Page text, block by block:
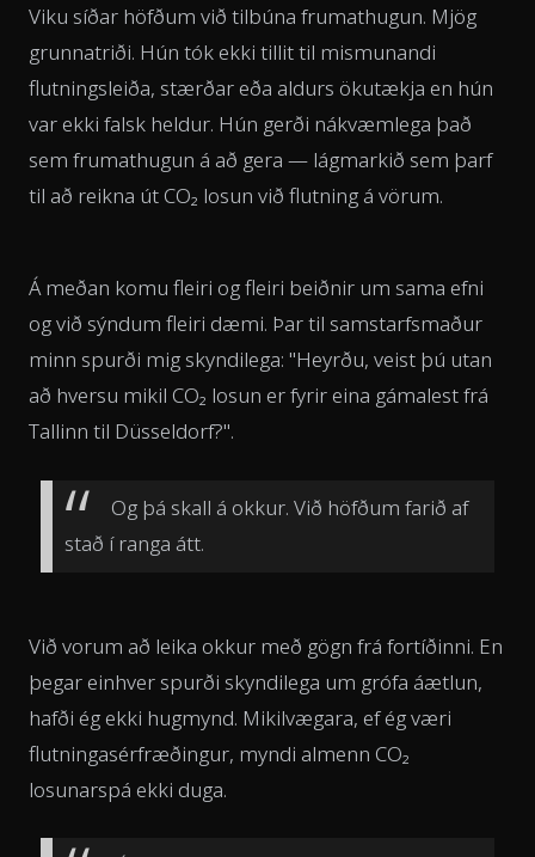
Viku síðar höfðum við tilbúna frumathugun. Mjög
grunnatriði. Hún tók ekki tillit til mismunandi
flutningsleiða, stærðar eða aldurs ökutækja en hún
var ekki falsk heldur. Hún gerði nákvæmlega það
sem frumathugun á að gera — lágmarkið sem þarf
til að reikna út CO₂ losun við flutning á vörum.
Á meðan komu fleiri og fleiri beiðnir um sama efni
og við sýndum fleiri dæmi. Þar til samstarfsmaður
minn spurði mig skyndilega: "Heyrðu, veist þú utan
að hversu mikil CO₂ losun er fyrir eina gámalest frá
Tallinn til Düsseldorf?".
Og þá skall á okkur. Við höfðum farið af
stað í ranga átt.
Við vorum að leika okkur með gögn frá fortíðinni. En
þegar einhver spurði skyndilega um grófa áætlun,
hafði ég ekki hugmynd. Mikilvægara, ef ég væri
flutningasérfræðingur, myndi almenn CO₂
losunarspá ekki duga.